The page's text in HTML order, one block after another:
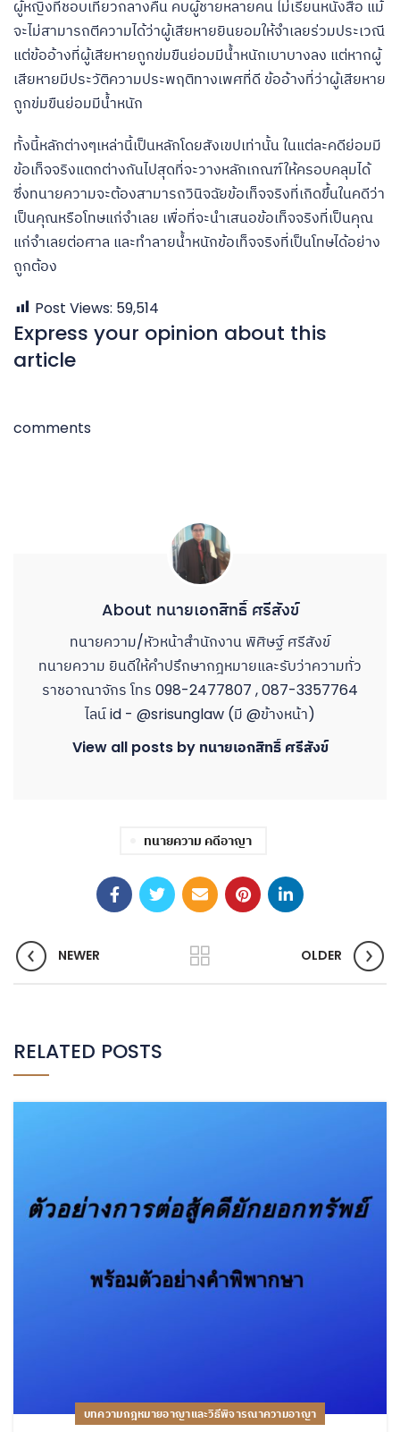
ผู้หญิงที่ชอบเที่ยวกลางคืน คบผู้ชายหลายคน ไม่เรียนหนังสือ แม้
จะไม่สามารถตีความได้ว่าผู้เสียหายยินยอมให้จำเลยร่วมประเวณี
แต่ข้ออ้างที่ผู้เสียหายถูกข่มขืนย่อมมีน้ำหนักเบาบางลง แต่หากผู้
เสียหายมีประวัติความประพฤติทางเพศที่ดี ข้ออ้างที่ว่าผู้เสียหาย
ถูกข่มขืนย่อมมีน้ำหนัก
ทั้งนี้หลักต่างๆเหล่านี้เป็นหลักโดยสังเขปเท่านั้น ในแต่ละคดีย่อมมี
ข้อเท็จจริงแตกต่างกันไปสุดที่จะวางหลักเกณฑ์ให้ครอบคลุมได้
ซึ่งทนายความจะต้องสามารถวินิจฉัยข้อเท็จจริงที่เกิดขึ้นในคดีว่า
เป็นคุณหรือโทษแก่จำเลย เพื่อที่จะนำเสนอข้อเท็จจริงที่เป็นคุณ
แก่จำเลยต่อศาล และทำลายน้ำหนักข้อเท็จจริงที่เป็นโทษได้อย่าง
ถูกต้อง
Post Views: 59,514
Express your opinion about this
article
comments
About ทนายเอกสิทธิ์ ศรีสังข์
ทนายความ/หัวหน้าสำนักงาน พิศิษฐ์ ศรีสังข์
ทนายความ ยินดีให้คำปรึกษากฎหมายและรับว่าความทั่ว
ราชอาณาจักร โทร 098-2477807 , 087-3357764
ไลน์ id - @srisunglaw (มี @ข้างหน้า)
View all posts by ทนายเอกสิทธิ์ ศรีสังข์
ทนายความ คดีอาญา
NEWER OLDER
RELATED POSTS
บทความกฎหมายอาญาและวิธีพิจารณาความอาญา